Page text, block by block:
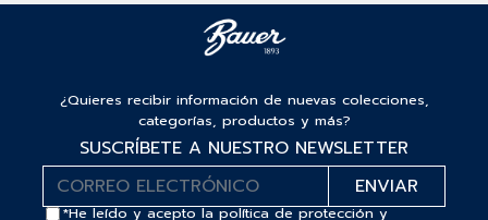
¿Quieres recibir información de nuevas colecciones,
categorías, productos y más?
SUSCRÍBETE A NUESTRO NEWSLETTER
*He leído y acepto lapolítica de protección y